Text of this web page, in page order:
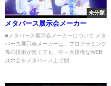
未分類
メタバース展示会メーカー
■メタバース展示会メーカーについて メタ
バース展示会メーカーは、プログラミング
等の技術が無くても、中～大規模なWEB
展示会をメタバース上で開...